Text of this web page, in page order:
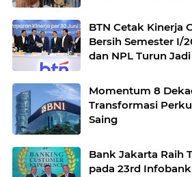
BTN Cetak Kinerja
Bersih Semester I/
dan NPL Turun Jadi
Momentum 8
Transformasi
Saing
Bank Jakarta Raih
pada 23rd